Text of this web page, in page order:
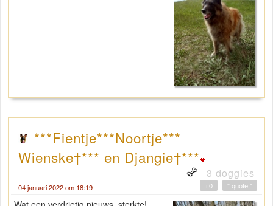
***Fientje***Noortje***
Wienske†*** en Djangie†***
3 doggies
04 januari 2022 om 18:19 " quote "
+0